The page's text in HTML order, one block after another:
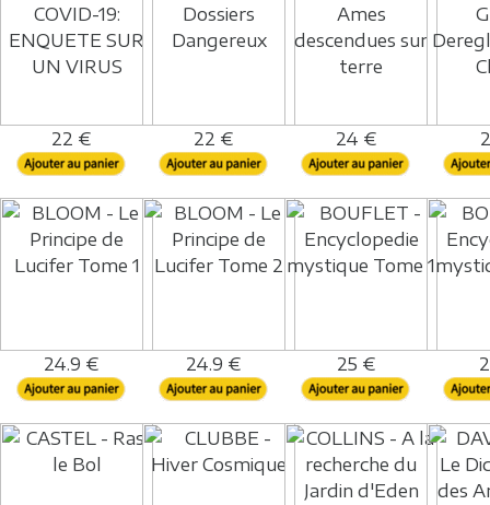
22 € 22 € 24 €
24.9 € 24.9 € 25 €